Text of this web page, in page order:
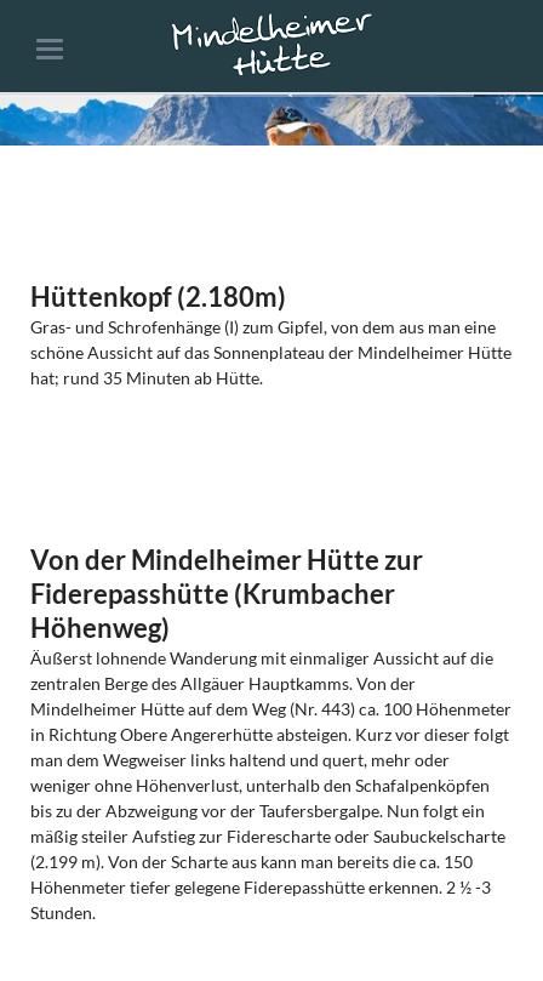
Hüttenkopf (2.180m)
Gras- und Schrofenhänge (I) zum Gipfel, von dem aus man eine
schöne Aussicht auf das Sonnenplateau der Mindelheimer Hütte
hat; rund 35 Minuten ab Hütte.
Von der Mindelheimer Hütte zur
Fiderepasshütte (Krumbacher
Höhenweg)
Äußerst lohnende Wanderung mit einmaliger Aussicht auf die
zentralen Berge des Allgäuer Hauptkamms. Von der
Mindelheimer Hütte auf dem Weg (Nr. 443) ca. 100 Höhenmeter
in Richtung Obere Angererhütte absteigen. Kurz vor dieser folgt
man dem Wegweiser links haltend und quert, mehr oder
weniger ohne Höhenverlust, unterhalb den Schafalpenköpfen
bis zu der Abzweigung vor der Taufersbergalpe. Nun folgt ein
mäßig steiler Aufstieg zur Fiderescharte oder Saubuckelscharte
(2.199 m). Von der Scharte aus kann man bereits die ca. 150
Höhenmeter tiefer gelegene Fiderepasshütte erkennen. 2 ½ -3
Stunden.